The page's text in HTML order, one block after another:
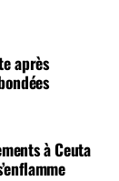
après
à Ceuta